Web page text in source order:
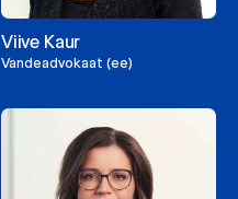
Viive Kaur
Vandeadvokaat (ee)